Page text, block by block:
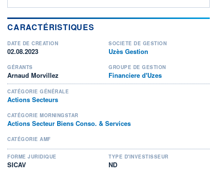
CARACTÉRISTIQUES
DATE DE CRÉATION
02.08.2023
SOCIÉTÉ DE GESTION
Uzès Gestion
GÉRANTS
Arnaud Morvillez
GROUPE DE GESTION
Financiere d'Uzes
CATÉGORIE GÉNÉRALE
Actions Secteurs
CATÉGORIE MORNINGSTAR
Actions Secteur Biens Conso. & Services
CATÉGORIE AMF
FORME JURIDIQUE
SICAV
TYPE D'INVESTISSEUR
ND